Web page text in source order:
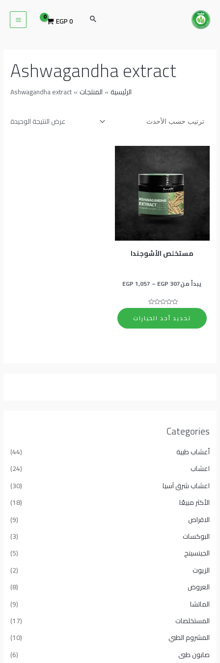
المحتوى
البحث EGP0
Categories
أعشاب طبية
(44)
اعشاب
(24)
اعشاب شرق آسيا
(30)
الأكثر مبيعًا​
(18)
الاقراص
(9)
البوكسات
(3)
الجينسينج
(5)
الزيوت
(2)
العروض
(8)
الماتشا
(9)
المستخلصات
(17)
المشروم الطبي
(10)
صابون طبى
(6)
Ashwagandha extract
الرئيسية المنتجات Ashwagandha extract
عرض النتيجة الوحيدة
مستخلص الأشوجندا
يبدأ من EGP 307
–
EGP1,057
نطاق
السعر:
التقييم
0
تحديد أحد الخيارات
هناك
العديد
المنتج.